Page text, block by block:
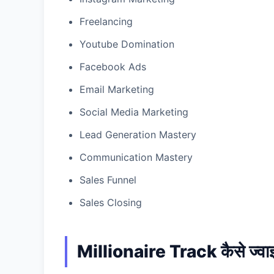
Freelancing
Youtube Domination
Facebook Ads
Email Marketing
Social Media Marketing
Lead Generation Mastery
Communication Mastery
Sales Funnel
Sales Closing
Millionaire Track कैसे